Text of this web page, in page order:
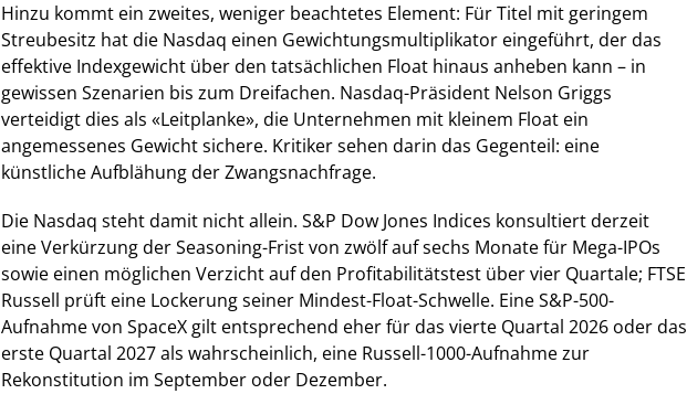
Hinzu kommt ein zweites, weniger beachtetes Element: Für Titel mit geringem
Streubesitz hat die Nasdaq einen Gewichtungsmultiplikator eingeführt, der das
effektive Indexgewicht über den tatsächlichen Float hinaus anheben kann – in
gewissen Szenarien bis zum Dreifachen. Nasdaq-Präsident Nelson Griggs
verteidigt dies als «Leitplanke», die Unternehmen mit kleinem Float ein
angemessenes Gewicht sichere. Kritiker sehen darin das Gegenteil: eine
künstliche Aufblähung der Zwangsnachfrage.
Die Nasdaq steht damit nicht allein. S&P Dow Jones Indices konsultiert derzeit
eine Verkürzung der Seasoning-Frist von zwölf auf sechs Monate für Mega-IPOs
sowie einen möglichen Verzicht auf den Profitabilitätstest über vier Quartale; FTSE
Russell prüft eine Lockerung seiner Mindest-Float-Schwelle. Eine S&P-500-
Aufnahme von SpaceX gilt entsprechend eher für das vierte Quartal 2026 oder das
erste Quartal 2027 als wahrscheinlich, eine Russell-1000-Aufnahme zur
Rekonstitution im September oder Dezember.